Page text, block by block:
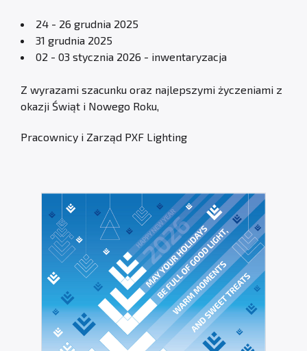
24 - 26 grudnia 2025
31 grudnia 2025
02 - 03 stycznia 2026 - inwentaryzacja
Z wyrazami szacunku oraz najlepszymi życzeniami z
okazji Świąt i Nowego Roku,
Pracownicy i Zarząd PXF Lighting